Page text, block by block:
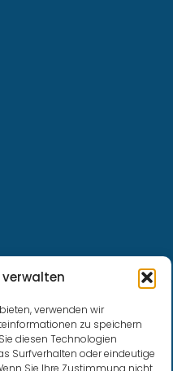
verwenden wir
zu speichern
diesen Technologien
Surfverhalten oder eindeutige
Sie Ihre Zustimmung nicht